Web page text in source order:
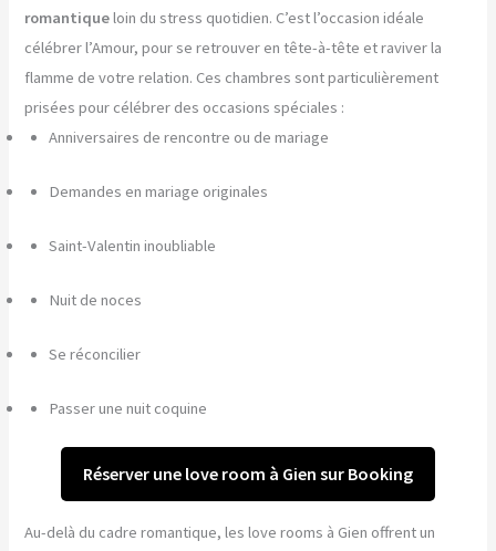
romantiqueloin du stress quotidien. C’est l’occasion idéale
célébrer l’Amour, pour se retrouver en tête-à-tête et raviver la
flamme de votre relation. Ces chambres sont particulièrement
prisées pour célébrer des occasions spéciales :
Anniversaires de rencontre ou de mariage
Demandes en mariage originales
Saint-Valentin inoubliable
Nuit de noces
Se réconcilier
Passer une nuit coquine
Réserver une love room à Gien sur Booking
Au-delà du cadre romantique, les love rooms à Gien offrent un